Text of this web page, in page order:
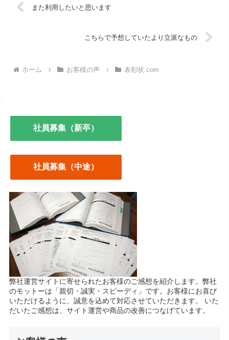
また利用したいと思います
こちらで予想していたより立派なもの
ホーム お客様の声 表彰状.com
社員募集（新卒）
社員募集（中途）
弊社運営サイトに寄せられたお客様のご感想を紹介します。弊社
のモットーは「親切・誠実・スピーディ」です。お客様にお喜び
いただけるように、誠意を込めて対応させていただきます。 いた
だいたご感想は、サイト運営や商品の改善につなげています。